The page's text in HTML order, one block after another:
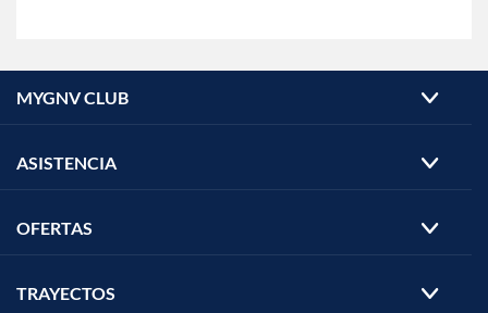
MYGNV CLUB
ASISTENCIA
OFERTAS
TRAYECTOS